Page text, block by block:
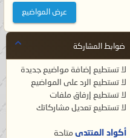
ضوابط المشاركة
لا تستطيع إضافة مواضيع جديدة
لا تستطيع الرد على المواضيع
لا تستطيع إرفاق ملفات
لا تستطيع تعديل مشاركاتك
أكواد المنتدى متاحة